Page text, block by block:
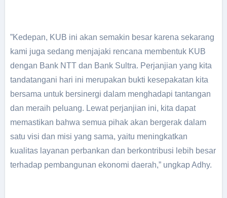
”Kedepan, KUB ini akan semakin besar karena sekarang
kami juga sedang menjajaki rencana membentuk KUB
dengan Bank NTT dan Bank Sultra. Perjanjian yang kita
tandatangani hari ini merupakan bukti kesepakatan kita
bersama untuk bersinergi dalam menghadapi tantangan
dan meraih peluang. Lewat perjanjian ini, kita dapat
memastikan bahwa semua pihak akan bergerak dalam
satu visi dan misi yang sama, yaitu meningkatkan
kualitas layanan perbankan dan berkontribusi lebih besar
terhadap pembangunan ekonomi daerah,” ungkap Adhy.